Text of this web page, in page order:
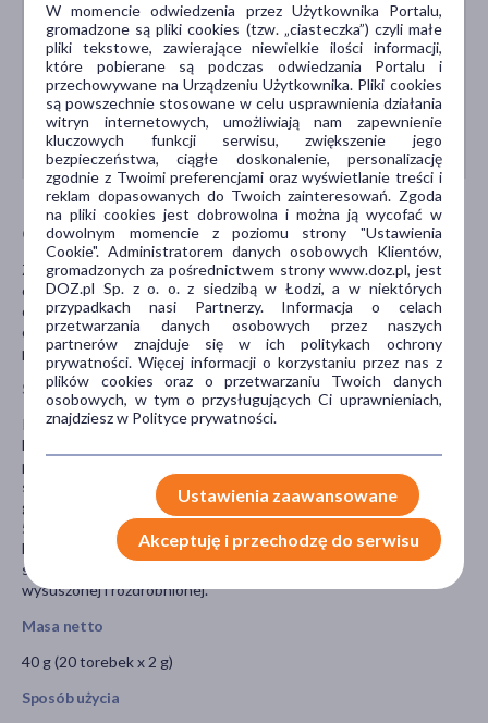
Opis
ZIELNIK DOZ Pomarańczowa Rozkosz, herbatka ziołowo-
owocowa – to środek spożywczy, będący kompozycją ziół oraz
owoców. Aromatyzowana herbatka o smaku pomarańczy z
dodatkiem hibiskusa, prażonych ziaren kakaowca oraz korzennych
przypraw.
Skład
Kwiat hibiskusa 16 %, owoc jabłka 16 %, skórka pomarańczy 14%,
kora cynamonowca (Cinnamomum cassia) 10%, aromat naturalny
pomarańczowy z innymi naturalnymi aromatami 8 %, liść jeżyny
słodkiej (Rubus suavissimus) 7 %, aromat naturalny, owoc
goździkowca 5%, kłącze imbiru 5 %, nieokorowany korzeń lukrecji
5 %, owoc kardamonu 4 %, prażone ziarno kakaowca 4%. Zawiera
lukrecję - chorzy na nadciśnienie powinni unikać nadmiernego
spożycia. Wszystkie składniki mieszanki występują w postaci
wysuszonej i rozdrobnionej.
Masa netto
40 g (20 torebek x 2 g)
Sposób użycia
W momencie odwiedzenia przez Użytkownika Portalu,
gromadzone są pliki cookies (tzw. „ciasteczka”) czyli małe
pliki tekstowe, zawierające niewielkie ilości informacji,
które pobierane są podczas odwiedzania Portalu i
przechowywane na Urządzeniu Użytkownika. Pliki cookies
są powszechnie stosowane w celu usprawnienia działania
witryn internetowych, umożliwiają nam zapewnienie
kluczowych funkcji serwisu, zwiększenie jego
bezpieczeństwa, ciągłe doskonalenie, personalizację
zgodnie z Twoimi preferencjami oraz wyświetlanie treści i
reklam dopasowanych do Twoich zainteresowań. Zgoda
na pliki cookies jest dobrowolna i można ją wycofać w
dowolnym momencie z poziomu strony "Ustawienia
Cookie". Administratorem danych osobowych Klientów,
gromadzonych za pośrednictwem strony www.doz.pl, jest
DOZ.pl Sp. z o. o. z siedzibą w Łodzi, a w niektórych
przypadkach nasi Partnerzy. Informacja o celach
przetwarzania danych osobowych przez naszych
partnerów znajduje się w ich politykach ochrony
prywatności. Więcej informacji o korzystaniu przez nas z
plików cookies oraz o przetwarzaniu Twoich danych
osobowych, w tym o przysługujących Ci uprawnieniach,
znajdziesz w Polityce prywatności.
Ustawienia zaawansowane
Akceptuję i przechodzę do serwisu